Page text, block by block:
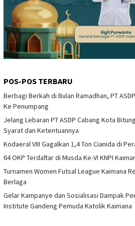
POS-POS TERBARU
Berbagi Berkah di Bulan Ramadhan, PT
Ke Penumpang
Jelang Lebaran PT ASDP Cabang Kota
Syarat dan Ketentuannya
Kodaeral VIII Gagalkan 1,4 Ton Cianida di
64 OKP Terdaftar di Musda Ke-VI KNPI
Turnamen Women Futsal League Kaimana
Berlaga
Gelar Kampanye dan Sosialisasi Dampak
Institute Gandeng Pemuda Katolik Kaimana